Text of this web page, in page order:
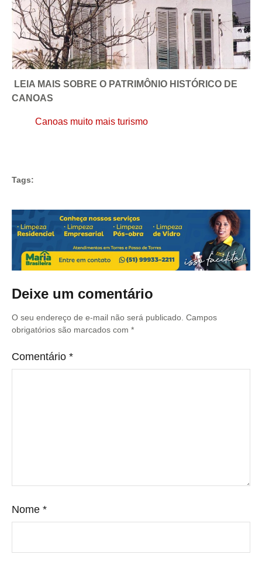
LEIA MAIS SOBRE O PATRIMÔNIO HISTÓRICO DE
CANOAS
Canoas muito mais turismo
Tags:
Deixe um comentário
O seu endereço de e-mail não será publicado. Campos
obrigatórios são marcados com *
Comentário *
Nome *